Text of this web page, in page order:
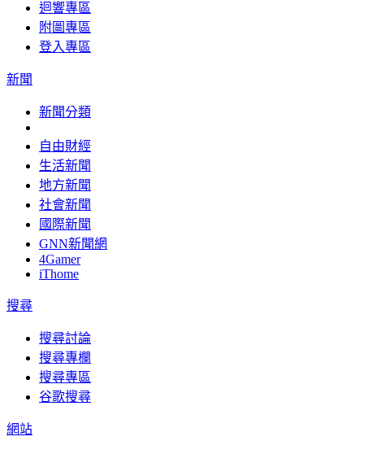
迴響專區
附圖專區
登入專區
新聞
新聞分類
自由財經
生活新聞
地方新聞
社會新聞
國際新聞
GNN新聞網
4Gamer
iThome
搜尋
搜尋討論
搜尋專欄
搜尋專區
谷歌搜尋
網站